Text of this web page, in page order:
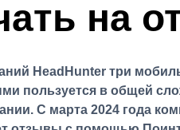
на
HeadHunter три
пользуется в общей
С марта 2024 года